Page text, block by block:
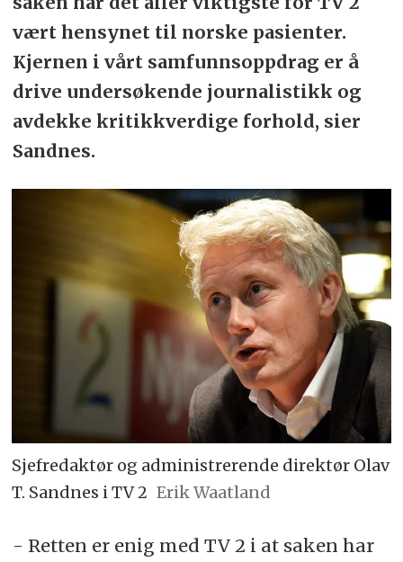
vært hensynet til norske pasienter.
Kjernen i vårt samfunnsoppdrag er å
drive undersøkende journalistikk og
avdekke kritikkverdige forhold, sier
Sandnes.
Sjefredaktør og administrerende direktør Olav
T. Sandnes i TV 2 Erik Waatland
- Retten er enig med TV 2 i at saken har